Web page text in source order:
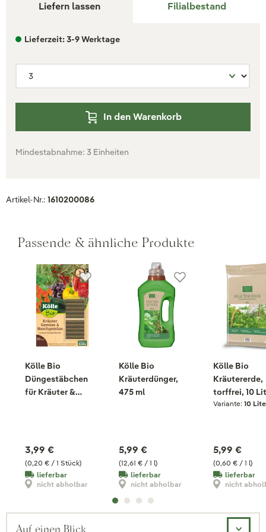
Liefern lassen Filialbestand
Lieferzeit: 3-9 Werktage
In den Warenkorb
Mindestabnahme: 3 Einheiten
Artikel-Nr.: 1610200086
Passende & ähnliche Produkte
Kölle Bio
Düngestäbchen
für Kräuter &
(0,20 € / 1 Stück)
3,99 €
lieferbar
nicht abholbar
Kölle Bio
Kräuterdünger,
475 ml
(12,61 € / 1 l)
5,99 €
lieferbar
nicht abholbar
Kölle Bio
Kräutererde,
torffrei, 10
Variante: 10
(0,60 € / 1 l)
5,99 €
lieferbar
nicht
Auf einen Blick